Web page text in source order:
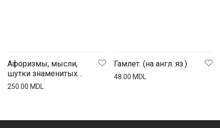
Афоризмы, мысли,
шутки знаменитых
мужчин
250.00 MDL
Гамлет. (на англ. яз.)
48.00 MDL